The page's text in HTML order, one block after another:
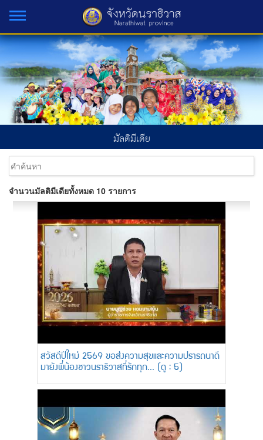
มัลติมีเดีย
จำนวนมัลติมีเดียทั้งหมด 10 รายการ
สวัสดีปีใหม่ 2569 ขอส่งความสุขและความปรารถนาดี
มายังพี่น้องชาวนราธิวาสที่รักทุก... (ดู : 5)